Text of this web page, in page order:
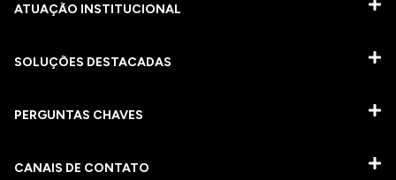
ATUAÇÃO INSTITUCIONAL
SOLUÇÕES DESTACADAS
PERGUNTAS CHAVES​
CANAIS DE CONTATO